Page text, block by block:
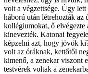
volt a végzettsége. Úgy
háború után létrehozták az
kollégiumokat, ő elvégezte
kinevezték. Katonai
képzelni azt, hogy jövök
volt az óráknak, kettőtől
kimenő, a zenekar viszont
testvérek voltak a